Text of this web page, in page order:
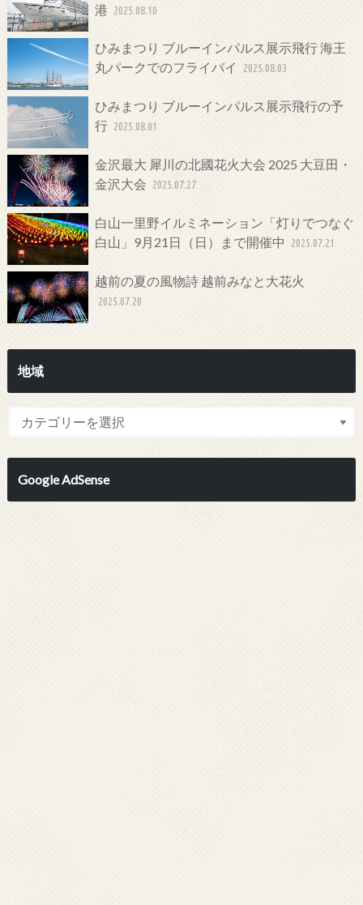
港 2025.08.10
ひみまつり ブルーインパルス展示飛行 海王
丸パークでのフライバイ
2025.08.03
ひみまつり ブルーインパルス展示飛行の予
行 2025.08.01
金沢最大 犀川の北國花火大会 2025 大豆田・
金沢大会 2025.07.27
白山一里野イルミネーション「灯りでつなぐ
白山」9月21日（日）まで開催中
2025.07.21
越前の夏の風物詩 越前みなと大花火
2025.07.20
地域
Google AdSense